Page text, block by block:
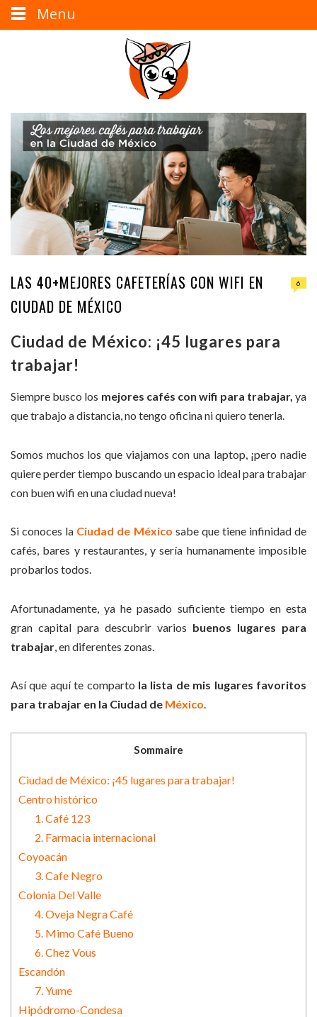
LAS 40+MEJORES CAFETERÍAS CON WIFI EN
CIUDAD DE MÉXICO
6
Ciudad de México: ¡45 lugares para
trabajar!
Siempre busco los mejores cafés con wifi para trabajar, ya
que trabajo a distancia, no tengo oficina ni quiero tenerla.
Somos muchos los que viajamos con una laptop, ¡pero nadie
quiere perder tiempo buscando un espacio ideal para trabajar
con buen wifi en una ciudad nueva!
Si conoces la Ciudad de México sabe que tiene infinidad de
cafés, bares y restaurantes, y sería humanamente imposible
probarlos todos.
Afortunadamente, ya he pasado suficiente tiempo en esta
gran capital para descubrir varios buenos lugares para
trabajar , en diferentes zonas.
Así que aquí te comparto la lista de mis lugares favoritos
para trabajar en la Ciudad de México.
Sommaire
Ciudad de México: ¡45 lugares para trabajar!
Centro histórico
1. Café 123
2. Farmacia internacional
Coyoacán
3. Cafe Negro
Colonia Del Valle
4. Oveja Negra Café
5. Mimo Café Bueno
6. Chez Vous
Escandón
7. Yume
Hipódromo-Condesa
Menu